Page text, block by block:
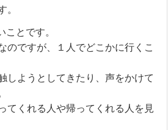
とです。
のですが、１人でどこかに行くこ
しようとしてきたり、声をかけて
てくれる人や帰ってくれる人を見